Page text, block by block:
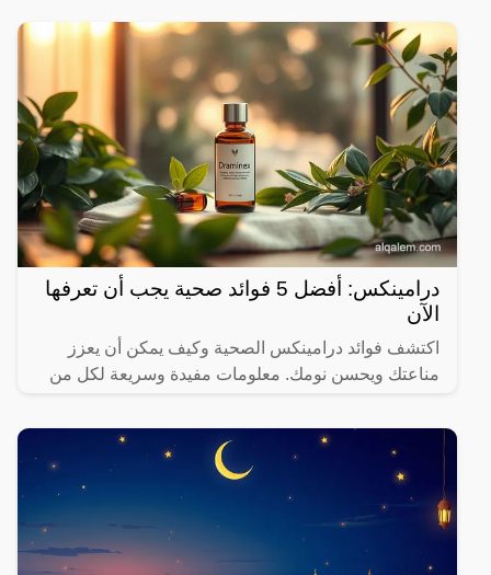
المحتاس وحيدا
درامينكس: أفضل 5 فوائد صحية يجب أن تعرفها
الآن
اكتشف فوائد درامينكس الصحية وكيف يمكن أن يعزز
مناعتك ويحسن نومك. معلومات مفيدة وسريعة لكل من